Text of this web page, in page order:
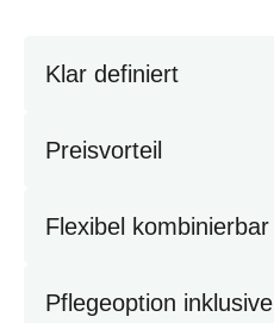
Klar definiert
Preisvorteil
Flexibel kombinierbar
Pflegeoption inklusive